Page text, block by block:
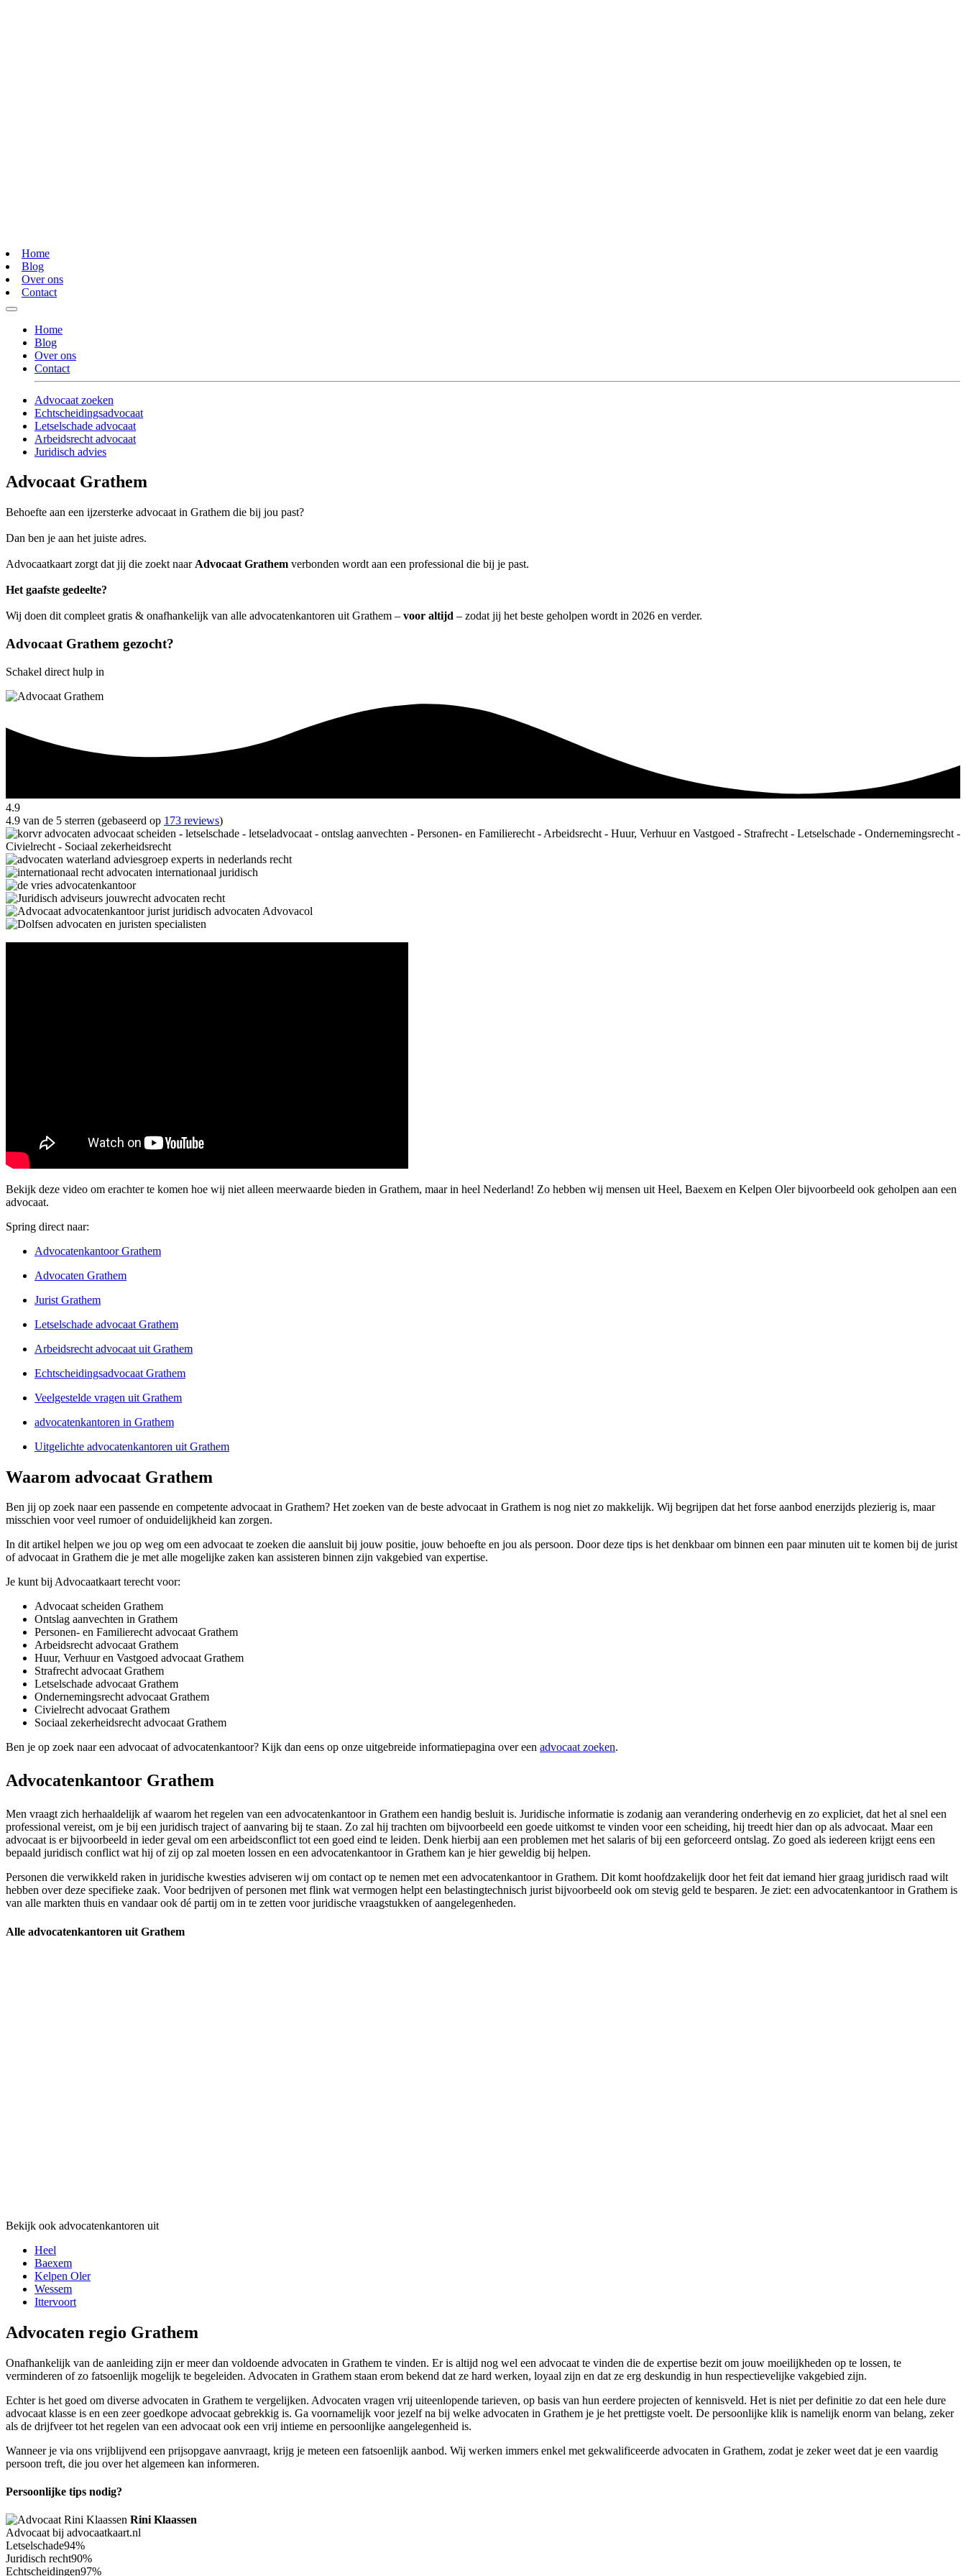
Home
Blog
Over ons
Contact
Home
Blog
Over ons
Contact
Advocaat zoeken
Echtscheidingsadvocaat
Letselschade advocaat
Arbeidsrecht advocaat
Juridisch advies
Advocaat Grathem
Behoefte aan een ijzersterke advocaat in Grathem die bij jou past?
Dan ben je aan het juiste adres.
Advocaatkaart zorgt dat jij die zoekt naar Advocaat Grathem verbonden wordt aan een professional die bij je past.
Het gaafste gedeelte?
Wij doen dit compleet gratis & onafhankelijk van alle advocatenkantoren uit Grathem – voor altijd – zodat jij het beste geholpen wordt in 2026 en verder.
Advocaat Grathem gezocht?
Schakel direct hulp in
4.9
4.9 van de 5 sterren (gebaseerd op 173 reviews)
Bekijk deze video om erachter te komen hoe wij niet alleen meerwaarde bieden in Grathem, maar in heel Nederland! Zo hebben wij mensen uit Heel, Baexem en Kelpen Oler bijvoorbeeld ook geholpen aan een
advocaat.
Spring direct naar:
Advocatenkantoor Grathem
Advocaten Grathem
Jurist Grathem
Letselschade advocaat Grathem
Arbeidsrecht advocaat uit Grathem
Echtscheidingsadvocaat Grathem
Veelgestelde vragen uit Grathem
advocatenkantoren in Grathem
Uitgelichte advocatenkantoren uit Grathem
Waarom advocaat Grathem
Ben jij op zoek naar een passende en competente advocaat in Grathem? Het zoeken van de beste advocaat in Grathem is nog niet zo makkelijk. Wij begrijpen dat het forse aanbod enerzijds plezierig is, maar
misschien voor veel rumoer of onduidelijkheid kan zorgen.
In dit artikel helpen we jou op weg om een advocaat te zoeken die aansluit bij jouw positie, jouw behoefte en jou als persoon. Door deze tips is het denkbaar om binnen een paar minuten uit te komen bij de jurist
of advocaat in Grathem die je met alle mogelijke zaken kan assisteren binnen zijn vakgebied van expertise.
Je kunt bij Advocaatkaart terecht voor:
Advocaat scheiden Grathem
Ontslag aanvechten in Grathem
Personen- en Familierecht advocaat Grathem
Arbeidsrecht advocaat Grathem
Huur, Verhuur en Vastgoed advocaat Grathem
Strafrecht advocaat Grathem
Letselschade advocaat Grathem
Ondernemingsrecht advocaat Grathem
Civielrecht advocaat Grathem
Sociaal zekerheidsrecht advocaat Grathem
Ben je op zoek naar een advocaat of advocatenkantoor? Kijk dan eens op onze uitgebreide informatiepagina over een advocaat zoeken.
Advocatenkantoor Grathem
Men vraagt zich herhaaldelijk af waarom het regelen van een advocatenkantoor in Grathem een handig besluit is. Juridische informatie is zodanig aan verandering onderhevig en zo expliciet, dat het al snel een
professional vereist, om je bij een juridisch traject of aanvaring bij te staan. Zo zal hij trachten om bijvoorbeeld een goede uitkomst te vinden voor een scheiding, hij treedt hier dan op als advocaat. Maar een
advocaat is er bijvoorbeeld in ieder geval om een arbeidsconflict tot een goed eind te leiden. Denk hierbij aan een problemen met het salaris of bij een geforceerd ontslag. Zo goed als iedereen krijgt eens een
bepaald juridisch conflict wat hij of zij op zal moeten lossen en een advocatenkantoor in Grathem kan je hier geweldig bij helpen.
Personen die verwikkeld raken in juridische kwesties adviseren wij om contact op te nemen met een advocatenkantoor in Grathem. Dit komt hoofdzakelijk door het feit dat iemand hier graag juridisch raad wilt
hebben over deze specifieke zaak. Voor bedrijven of personen met flink wat vermogen helpt een belastingtechnisch jurist bijvoorbeeld ook om stevig geld te besparen. Je ziet: een advocatenkantoor in Grathem is
van alle markten thuis en vandaar ook dé partij om in te zetten voor juridische vraagstukken of aangelegenheden.
Alle advocatenkantoren uit Grathem
Bekijk ook advocatenkantoren uit
Heel
Baexem
Kelpen Oler
Wessem
Ittervoort
Advocaten regio Grathem
Onafhankelijk van de aanleiding zijn er meer dan voldoende advocaten in Grathem te vinden. Er is altijd nog wel een advocaat te vinden die de expertise bezit om jouw moeilijkheden op te lossen, te
verminderen of zo fatsoenlijk mogelijk te begeleiden. Advocaten in Grathem staan erom bekend dat ze hard werken, loyaal zijn en dat ze erg deskundig in hun respectievelijke vakgebied zijn.
Echter is het goed om diverse advocaten in Grathem te vergelijken. Advocaten vragen vrij uiteenlopende tarieven, op basis van hun eerdere projecten of kennisveld. Het is niet per definitie zo dat een hele dure
advocaat klasse is en een zeer goedkope advocaat gebrekkig is. Ga voornamelijk voor jezelf na bij welke advocaten in Grathem je je het prettigste voelt. De persoonlijke klik is namelijk enorm van belang, zeker
als de drijfveer tot het regelen van een advocaat ook een vrij intieme en persoonlijke aangelegenheid is.
Wanneer je via ons vrijblijvend een prijsopgave aanvraagt, krijg je meteen een fatsoenlijk aanbod. Wij werken immers enkel met gekwalificeerde advocaten in Grathem, zodat je zeker weet dat je een vaardig
persoon treft, die jou over het algemeen kan informeren.
Persoonlijke tips nodig?
Rini Klaassen
Advocaat bij advocaatkaart.nl
Letselschade94%
Juridisch recht90%
Echtscheidingen97%